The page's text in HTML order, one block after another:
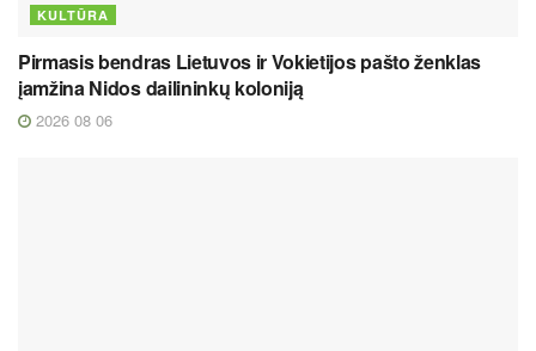
KULTŪRA
Pirmasis bendras Lietuvos ir Vokietijos pašto ženklas
įamžina Nidos dailininkų koloniją
2026 08 06